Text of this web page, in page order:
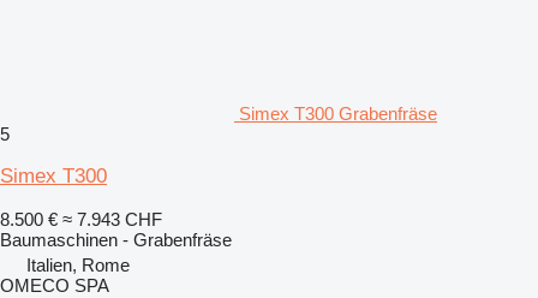
Simex T300 Grabenfräse
5
Simex T300
8.500 € ≈ 7.943 CHF
Baumaschinen - Grabenfräse
Italien, Rome
OMECO SPA